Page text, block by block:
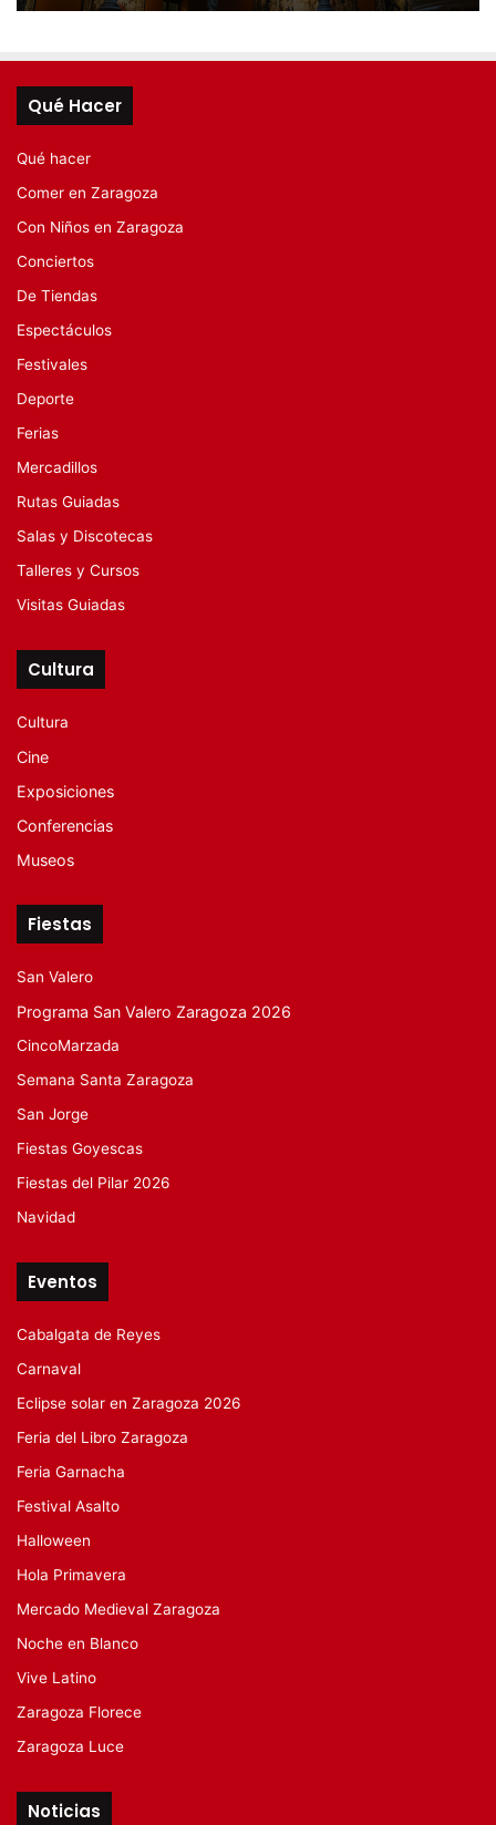
Qué Hacer
Qué hacer
Comer en Zaragoza
Con Niños en Zaragoza
Conciertos
De Tiendas
Espectáculos
Festivales
Deporte
Ferias
Mercadillos
Rutas Guiadas
Salas y Discotecas
Talleres y Cursos
Visitas Guiadas
Cultura
Cultura
Cine
Exposiciones
Conferencias
Museos
Fiestas
San Valero
Programa San Valero Zaragoza 2026
CincoMarzada
Semana Santa Zaragoza
San Jorge
Fiestas Goyescas
Fiestas del Pilar 2026
Navidad
Eventos
Cabalgata de Reyes
Carnaval
Eclipse solar en Zaragoza 2026
Feria del Libro Zaragoza
Feria Garnacha
Festival Asalto
Halloween
Hola Primavera
Mercado Medieval Zaragoza
Noche en Blanco
Vive Latino
Zaragoza Florece
Zaragoza Luce
Noticias